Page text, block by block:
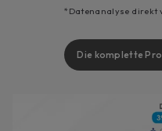
*Datenanalyse direkt
Die komplette